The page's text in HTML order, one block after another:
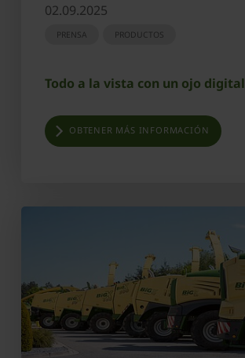
02.09.2025
PRENSA PRODUCTOS
Todo a la vista con un ojo digital
OBTENER MÁS INFORMACIÓN